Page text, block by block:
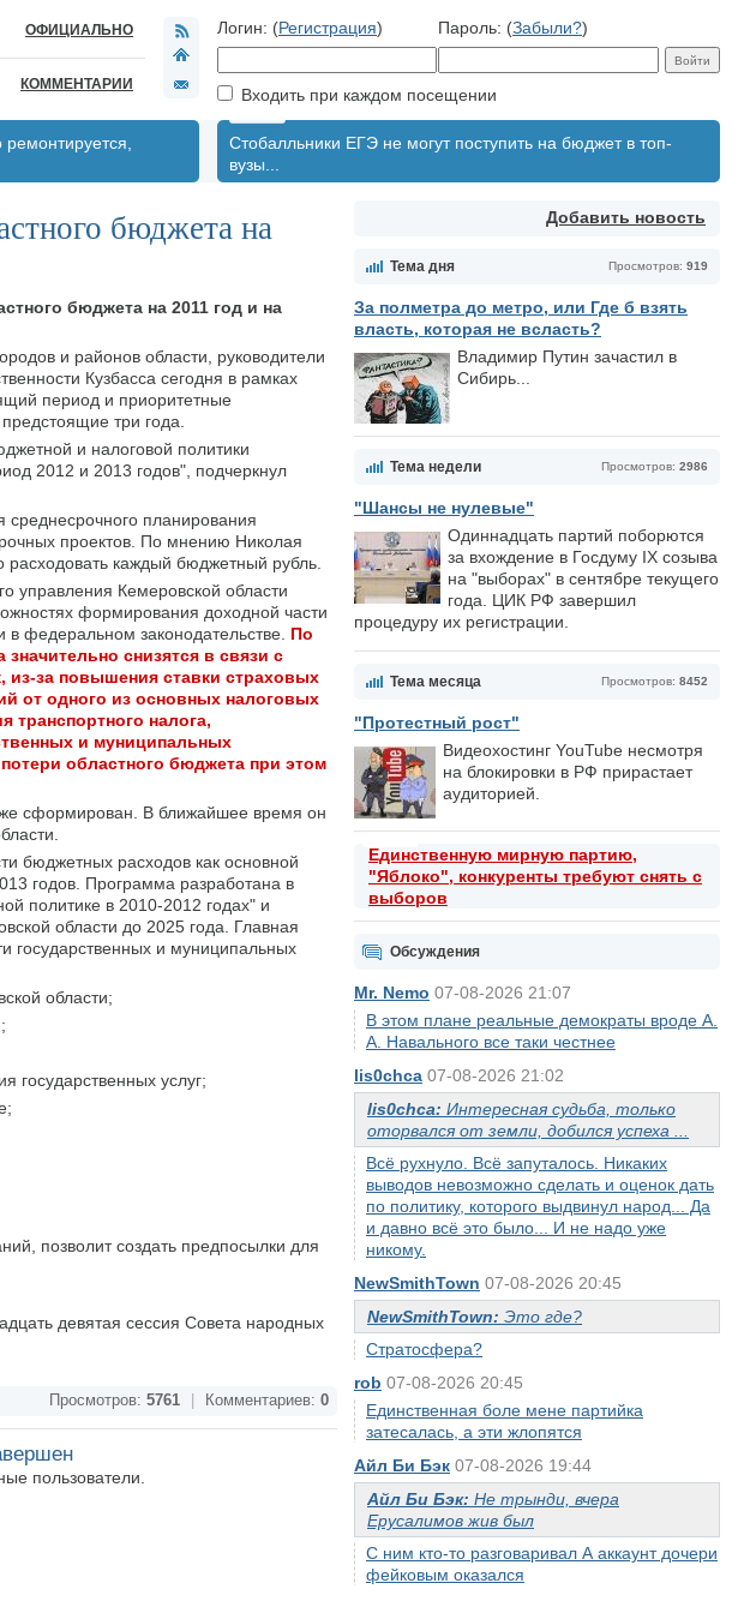
ОФИЦИАЛЬНО
КОММЕНТАРИИ
Логин: (Регистрация) Пароль: (Забыли?)
Входить при каждом посещении
Стобалльники ЕГЭ не могут поступить на бюджет в топ-
вузы...
Добавить новость
Просмотров: 919
Тема дня
За полметра до метро, или Где б взять
власть, которая не всласть?
Владимир Путин зачастил в
Сибирь...
Просмотров: 2986
Тема недели
"Шансы не нулевые"
Одиннадцать партий поборются
за вхождение в Госдуму IX созыва
на "выборах" в сентябре текущего
года. ЦИК РФ завершил
процедуру их регистрации.
Просмотров: 8452
Тема месяца
"Протестный рост"
Видеохостинг YouTube несмотря
на блокировки в РФ прирастает
аудиторией.
Единственную мирную партию,
"Яблоко", конкуренты требуют снять с
выборов
Обсуждения
Mr. Nemo 07-08-2026 21:07
В этом плане реальные демократы вроде А.
А. Навального все таки честнее
lis0chca 07-08-2026 21:02
lis0chca: Интересная судьба, только
оторвался от земли, добился успеха ...
Всё рухнуло. Всё запуталось. Никаких
выводов невозможно сделать и оценок дать
по политику, которого выдвинул народ... Да
и давно всё это было... И не надо уже
никому.
NewSmithTown 07-08-2026 20:45
NewSmithTown: Это где?
Стратосфера?
rob 07-08-2026 20:45
Единственная боле мене партийка
затесалась, а эти жлопятся
Айл Би Бэк 07-08-2026 19:44
Айл Би Бэк: Не трынди, вчера
Ерусалимов жив был
С ним кто-то разговаривал А аккаунт дочери
фейковым оказался
бюджета на
бюджета на 2011 год и на
и районов области, руководители
Кузбасса сегодня в рамках
период и приоритетные
три года.
и налоговой политики
2012 и 2013 годов", подчеркнул
среднесрочного планирования
проектов. По мнению Николая
каждый бюджетный рубль.
управления Кемеровской области
формирования доходной части
федеральном законодательстве. По
снизятся в связи с
из-за повышения ставки страховых
от одного из основных налоговых
транспортного налога,
и муниципальных
областного бюджета при этом
сформирован. В ближайшее время он
бюджетных расходов как основной
годов. Программа разработана в
политике в 2010-2012 годах" и
области до 2025 года. Главная
государственных и муниципальных
области;
государственных услуг;
позволит создать предпосылки для
девятая сессия Совета народных
Просмотров: 5761 Комментариев: 0
пользователи.